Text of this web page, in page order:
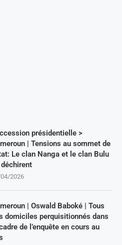
présidentielle >
| Tensions au sommet de
Le clan Nanga et le clan Bulu
2026
| Oswald Baboké | Tous
domiciles perquisitionnés dans
de l’enquête en cours au